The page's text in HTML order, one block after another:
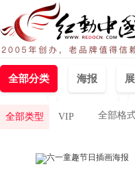
全部分类 海报
名片|卡券
全部类型 VIP 全部格